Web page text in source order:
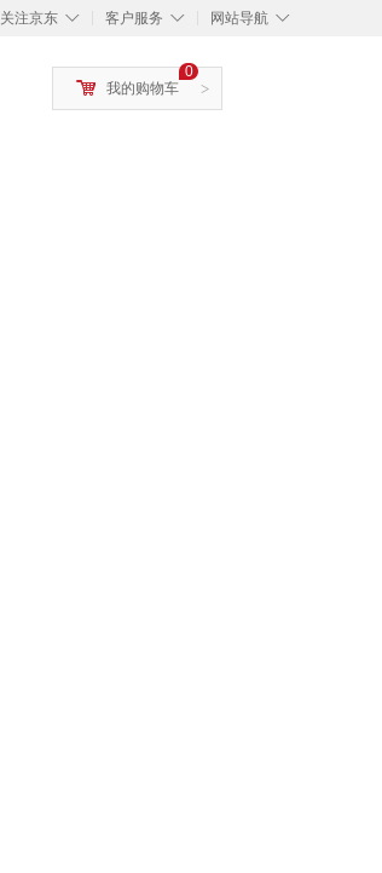
◇
关注京东 ◇
客户服务 ◇
网站导航
>
0
我的购物车